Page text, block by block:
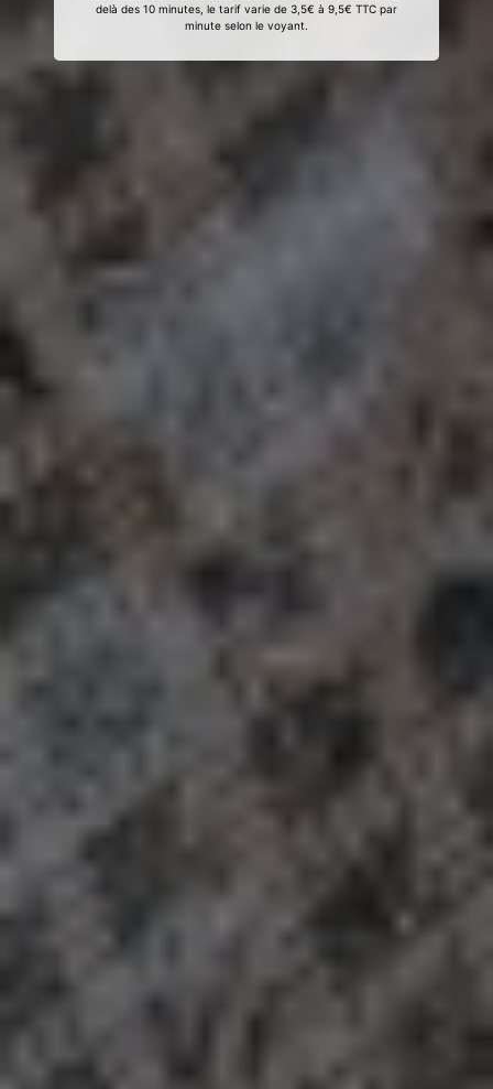
delà des 10 minutes, le tarif varie de 3,5€ à 9,5€ TTC par
minute selon le voyant.